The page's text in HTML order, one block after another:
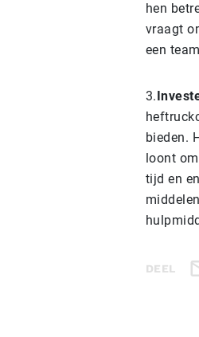
hen
vraagt
een
3.
bieden.
loont
tijd en
DEEL